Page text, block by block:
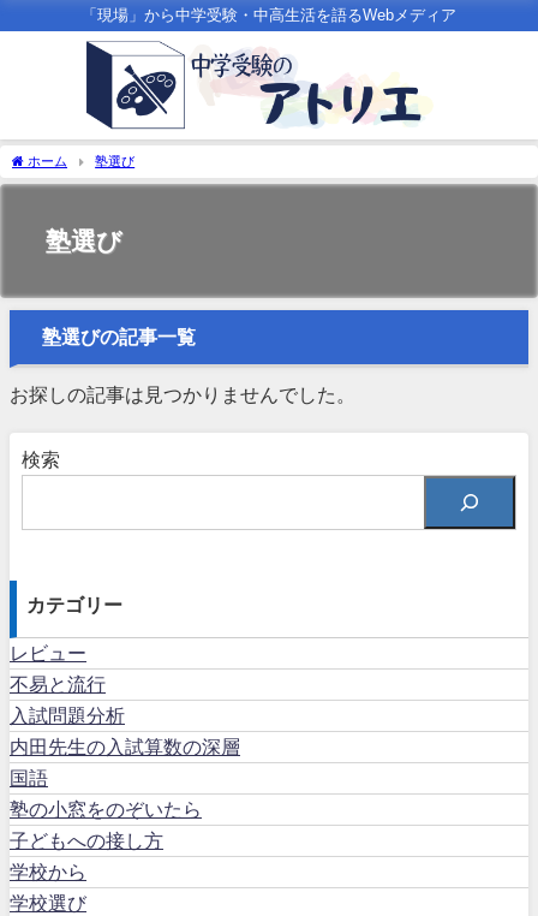
「現場」から中学受験・中高生活を語るWebメディア
ホーム 塾選び
塾選び
塾選びの記事一覧
お探しの記事は見つかりませんでした。
検索
カテゴリー
レビュー
不易と流行
入試問題分析
内田先生の入試算数の深層
国語
塾の小窓をのぞいたら
子どもへの接し方
学校から
学校選び